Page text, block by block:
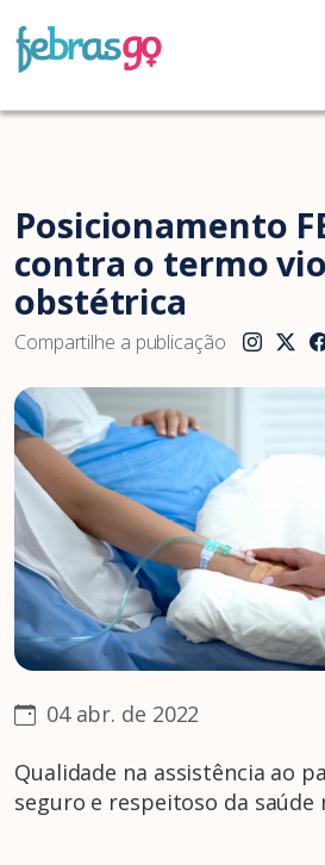
Posicionamento
contra o termo
obstétrica
Compartilhe a publicação
04 abr. de 2022
Qualidade na assistência ao
seguro e respeitoso da